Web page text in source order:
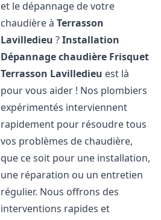
et le dépannage de votre
chaudière àTerrasson
Lavilledieu ?Installation
Dépannage chaudière Frisquet
Terrasson Lavilledieu est là
pour vous aider ! Nos plombiers
expérimentés interviennent
rapidement pour résoudre tous
vos problèmes de chaudière,
que ce soit pour une installation,
une réparation ou un entretien
régulier. Nous offrons des
interventions rapides et